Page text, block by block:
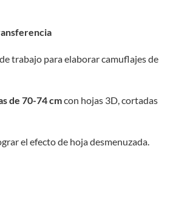
trabajo para elaborar camuflajes de
de 70-74 cmcon hojas 3D, cortadas
el efecto de hoja desmenuzada.